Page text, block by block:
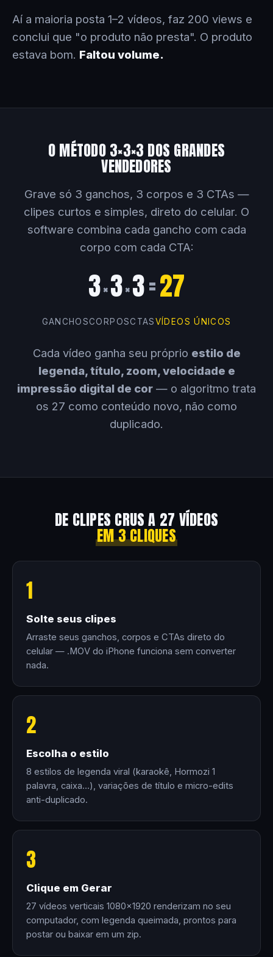
Aí a maioria posta 1–2 vídeos, faz 200 views e
conclui que "o produto não presta". O produto
estava bom. Faltou volume.
O MÉTODO 3×3×3 DOS GRANDES
VENDEDORES
Grave só 3 ganchos, 3 corpos e 3 CTAs —
clipes curtos e simples, direto do celular. O
software combina cada gancho com cada
corpo com cada CTA:
3×3×3=27
GANCHOSCORPOSCTASVÍDEOS ÚNICOS
Cada vídeo ganha seu próprio estilo de
legenda, título, zoom, velocidade e
impressão digital de cor — o algoritmo trata
os 27 como conteúdo novo, não como
duplicado.
DE CLIPES CRUS A 27 VÍDEOS
EM 3 CLIQUES
1
Solte seus clipes
Arraste seus ganchos, corpos e CTAs direto do
celular — .MOV do iPhone funciona sem converter
nada.
2
Escolha o estilo
8 estilos de legenda viral (karaokê, Hormozi 1
palavra, caixa…), variações de título e micro-edits
anti-duplicado.
3
Clique em Gerar
27 vídeos verticais 1080×1920 renderizam no seu
computador, com legenda queimada, prontos para
postar ou baixar em um zip.